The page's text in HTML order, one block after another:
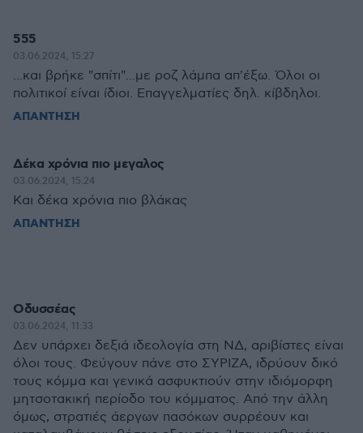
555
03.06.2024, 15:27
...και βρήκε "σπίτι"...με ροζ λάμπα απ'έξω. Όλοι οι
πολιτικοί είναι ίδιοι. Επαγγελματίες δηλ. κίβδηλοι.
ΑΠΑΝΤΗΣΗ
Δέκα χρόνια πιο μεγαλος
03.06.2024, 15:24
Και δέκα χρόνια πιο βλάκας
ΑΠΑΝΤΗΣΗ
Οδυσσέας
03.06.2024, 11:33
Δεν υπάρχει δεξιά ιδεολογία στη ΝΔ, αριβίστες είναι
όλοι τους. Φεύγουν πάνε στο ΣΥΡΙΖΑ, ιδρύουν δικό
τους κόμμα και γενικά ασφυκτιούν στην ιδιόμορφη
μητσοτακική περίοδο του κόμματος. Από την άλλη
όμως, στρατιές άεργων πασόκων συρρέουν και